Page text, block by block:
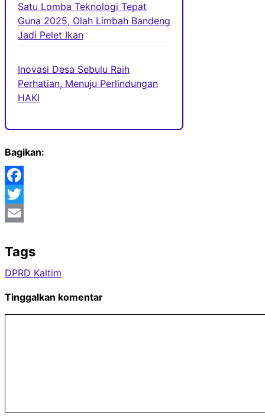
Satu Lomba Teknologi Tepat
Guna 2025, Olah Limbah Bandeng
Jadi Pelet Ikan
Inovasi Desa Sebulu Raih
Perhatian, Menuju Perlindungan
HAKI
Bagikan:
Facebook
Twitter
Tags
DPRD Kaltim
Tinggalkan komentar